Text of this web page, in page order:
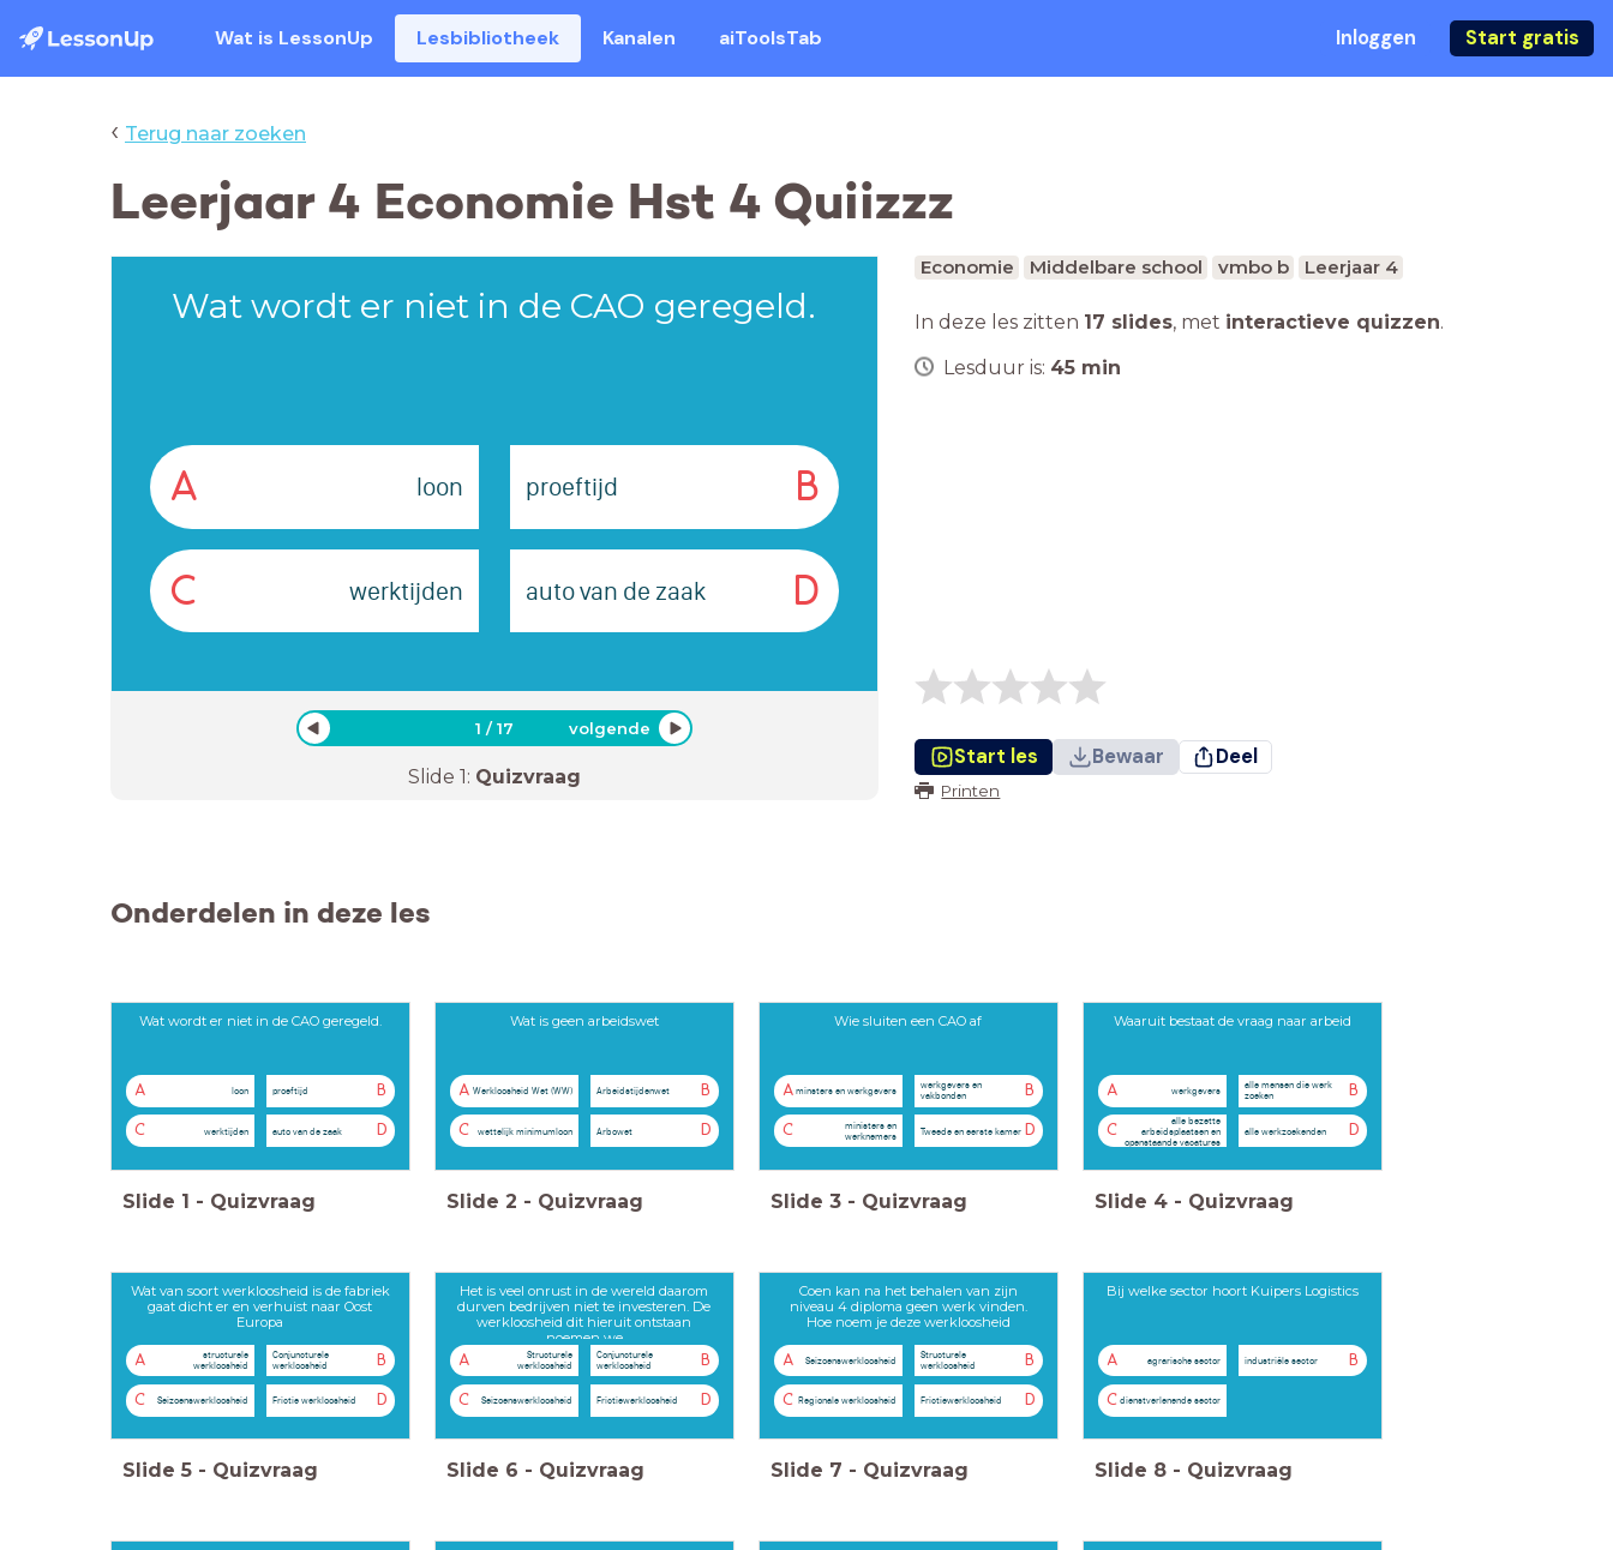
Wat is LessonUp Lesbibliotheek Kanalen aiToolsTab Inloggen Start gratis
‹ Terug naar zoeken
Leerjaar 4 Economie Hst 4 Quiizzz
Wat wordt er niet in de CAO geregeld.
A loon B
proeftijd
C werktijden D
auto van de zaak
1 /17 volgende
Slide 1: Quizvraag
Economie Middelbare school vmbo b Leerjaar 4
In deze les zitten 17 slides, met interactieve quizzen.
Lesduur is: 45 min
Start les Bewaar Deel
Printen
Onderdelen in deze les
Wat wordt er niet in de CAO geregeld.
A loon B
proeftijd
C werktijden D
auto van de zaak
Slide 1 - Quizvraag
Wat is geen arbeidswet
A Werkloosheid Wet (WW) B
Arbeidstijdenwet
C wettelijk minimumloon D
Arbowet
Slide 2 - Quizvraag
Wie sluiten een CAO af
A minsters en werkgevers B
werkgevers en
vakbonden
C
ministers en
werknemers
D
Tweede en eerste kamer
Slide 3 - Quizvraag
Waaruit bestaat de vraag naar arbeid
A werkgevers B
alle mensen die werk
zoeken
C
alle bezette
arbeidsplaatsen en
openstaande vacatures
D
alle werkzoekenden
Slide 4 - Quizvraag
Wat van soort werkloosheid is de fabriek
gaat dicht er en verhuist naar Oost
Europa
A
structurele
werkloosheid
B
Conjuncturele
werkloosheid
C Seizoenswerkloosheid D
Frictie werkloosheid
Slide 5 - Quizvraag
Het is veel onrust in de wereld daarom
durven bedrijven niet te investeren. De
werkloosheid dit hieruit ontstaan
noemen we
A
Structurele
werkloosheid
B
Conjuncturele
werkloosheid
C Seizoenswerkloosheid D
Frictiewerkloosheid
Slide 6 - Quizvraag
Coen kan na het behalen van zijn
niveau 4 diploma geen werk vinden.
Hoe noem je deze werkloosheid
A Seizoenswerkloosheid B
Structurele
werkloosheid
C Regionale werkloosheid D
Frictiewerkloosheid
Slide 7 - Quizvraag
Bij welke sector hoort Kuipers Logistics
A agrarische sector B
industriële sector
C dienstverlenende sector
Slide 8 - Quizvraag